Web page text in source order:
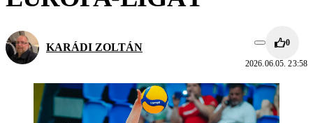
KARÁDI ZOLTÁN 0
2026.06.05. 23:58